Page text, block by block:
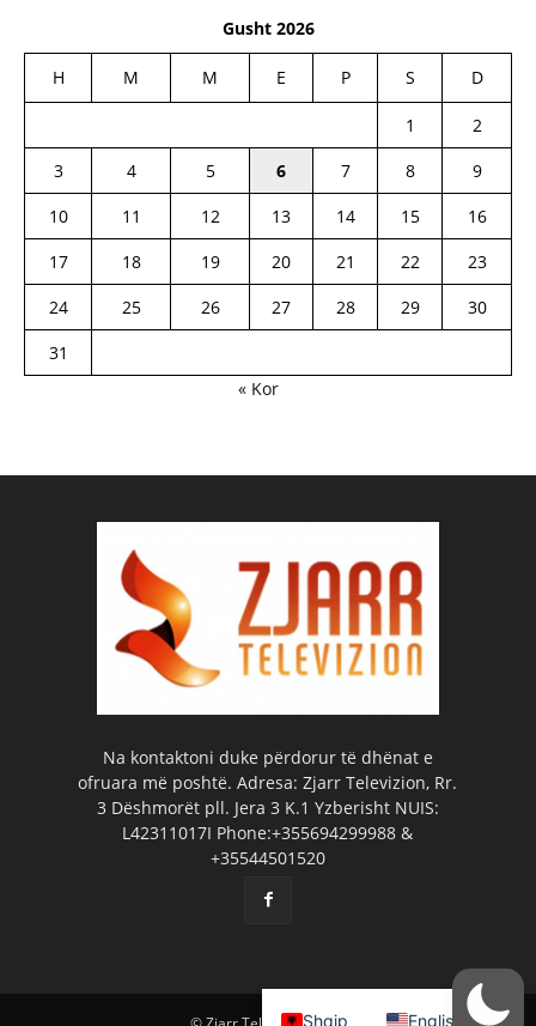
Gusht 2026
H M M E P S D
1
2
3
4 5 6 7 8
9
10
11 12 13 14 15
16
17
18 19 20 21 22
23
24
25 26 27 28 29
30
31
« Kor
Na kontaktoni duke përdorur të dhënat e
ofruara më poshtë. Adresa: Zjarr Televizion, Rr.
3 Dëshmorët pll. Jera 3 K.1 Yzberisht NUIS:
L42311017I Phone:+355694299988 &
+35544501520
Shqip English